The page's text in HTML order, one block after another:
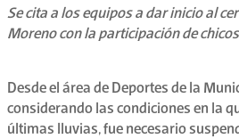
Se cita a los equipos a dar inicio al
Moreno con la participación de
Desde el área de Deportes de la
considerando las condiciones en la
últimas lluvias, fue necesario